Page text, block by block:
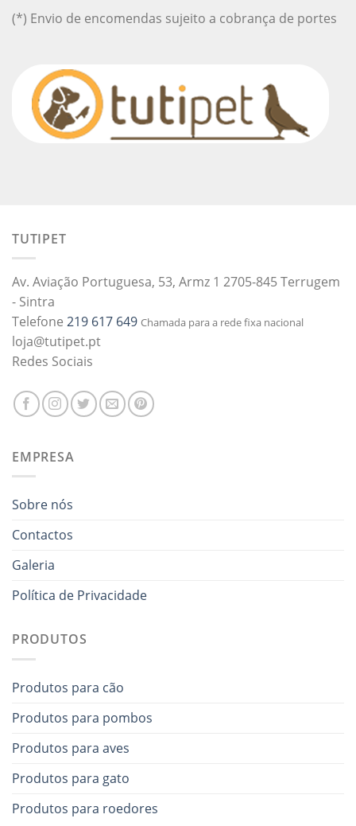
(*) Envio de encomendas sujeito a cobrança de portes
TUTIPET
Av. Aviação Portuguesa, 53, Armz 1 2705-845 Terrugem
- Sintra
Telefone 219 617 649 Chamada para a rede fixa nacional
loja@tutipet.pt
Redes Sociais
EMPRESA
Sobre nós
Contactos
Galeria
Política de Privacidade
PRODUTOS
Produtos para cão
Produtos para pombos
Produtos para aves
Produtos para gato
Produtos para roedores